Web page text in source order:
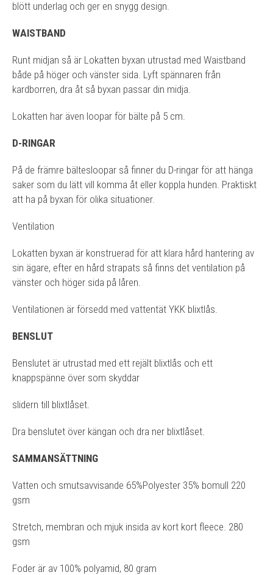
blött underlag och ger en snygg design.
WAISTBAND
Runt midjan så är Lokatten byxan utrustad med Waistband
både på höger och vänster sida. Lyft spännaren från
kardborren, dra åt så byxan passar din midja.
Lokatten har även loopar för bälte på 5 cm.
D-RINGAR
På de främre bältesloopar så finner du D-ringar för att hänga
saker som du lätt vill komma åt eller koppla hunden. Praktiskt
att ha på byxan för olika situationer.
Ventilation
Lokatten byxan är konstruerad för att klara hård hantering av
sin ägare, efter en hård strapats så finns det ventilation på
vänster och höger sida på låren.
Ventilationen är försedd med vattentät YKK blixtlås.
BENSLUT
Benslutet är utrustad med ett rejält blixtlås och ett
knappspänne över som skyddar
slidern till blixtlåset.
Dra benslutet över kängan och dra ner blixtlåset.
SAMMANSÄTTNING
Vatten och smutsavvisande 65%Polyester 35% bomull 220
gsm
Stretch, membran och mjuk insida av kort kort fleece. 280
gsm
Foder är av 100% polyamid, 80 gram